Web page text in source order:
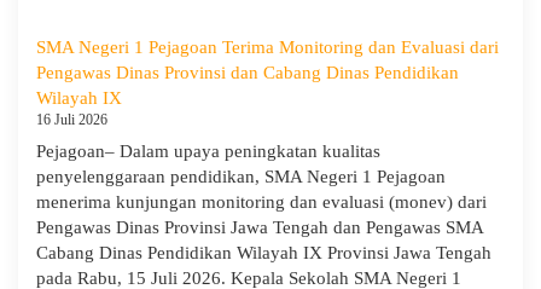
Hari
Keempat
Karakter,
Wawasan,
dan
Kepedulian
Lingkungan
SMA Negeri 1 Pejagoan Terima Monitoring dan Evaluasi dari
Pengawas Dinas Provinsi dan Cabang Dinas Pendidikan
Wilayah IX
16 Juli 2026
Pejagoan– Dalam upaya peningkatan kualitas
penyelenggaraan pendidikan, SMA Negeri 1 Pejagoan
menerima kunjungan monitoring dan evaluasi (monev) dari
Pengawas Dinas Provinsi Jawa Tengah dan Pengawas SMA
Cabang Dinas Pendidikan Wilayah IX Provinsi Jawa Tengah
pada Rabu, 15 Juli 2026. Kepala Sekolah SMA Negeri 1